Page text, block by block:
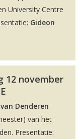
University Centre
Gideon
12 november
Denderen
van het
Presentatie: